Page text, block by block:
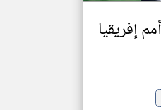
إفريقيا